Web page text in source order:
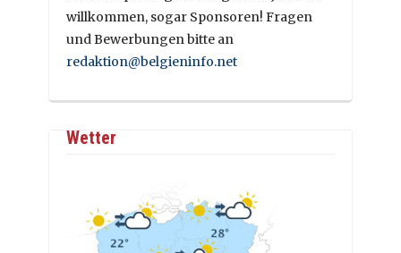
willkommen, sogar Sponsoren! Fragen
und Bewerbungen bitte an
redaktion@belgieninfo.net
Wetter